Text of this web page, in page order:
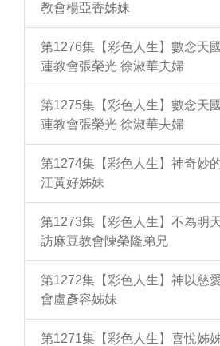
教會楊亞香姊妹
第1276集【彩色人生】數念天
蓮教會張榮光 徐淑華夫婦
第1275集【彩色人生】數念天
蓮教會張榮光 徐淑華夫婦
第1274集【彩色人生】神奇妙
江黃好姊妹
第1273集【彩色人生】不為明
訪麻豆教會陳榮隆弟兄
第1272集【彩色人生】神以慈
會盧彥容姊妹
第1271集【彩色人生】喜悅姊